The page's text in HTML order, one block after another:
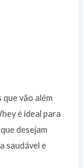
vão além
é ideal para
desejam
saudável e